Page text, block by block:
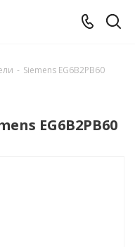
- Siemens EG6B2PB60
EG6B2PB60